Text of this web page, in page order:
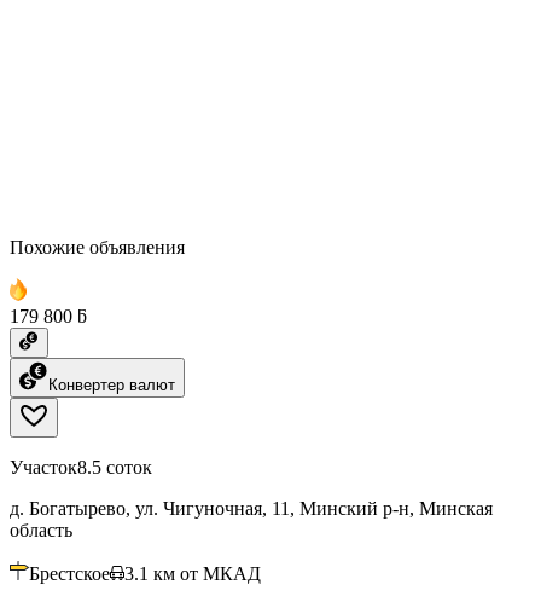
Похожие объявления
179 800 ƃ
Конвертер валют
Участок8.5 соток
д. Богатырево, ул. Чигуночная, 11, Минский р-н, Минская
область
Брестское 3.1 км от МКАД